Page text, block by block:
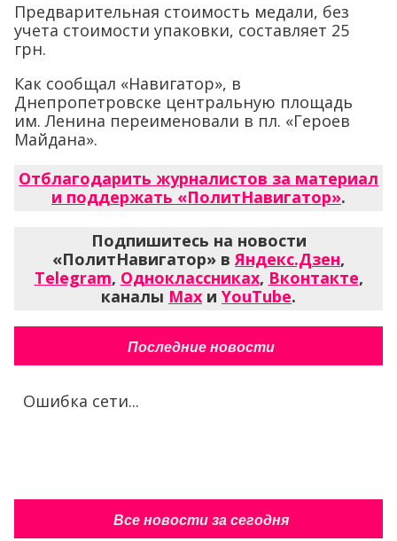
Предварительная стоимость медали, без
учета стоимости упаковки, составляет 25
грн.
Как сообщал «Навигатор», в
Днепропетровске центральную площадь
им. Ленина переименовали в пл. «Героев
Майдана».
Отблагодарить журналистов за материал
и поддержать «ПолитНавигатор».
Подпишитесь на новости
«ПолитНавигатор» вЯндекс.Дзен,
Telegram, Одноклассниках, Вконтакте,
каналы Max и YouTube.
Последние новости
Ошибка сети...
Все новости за сегодня